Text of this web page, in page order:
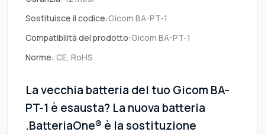
Sostituisce il codice:Gicom BA-PT-1
Compatibilità del prodotto:Gicom BA-PT-1
Norme: CE, RoHS
La vecchia batteria del tuo Gicom BA-
PT-1 è esausta? La nuova batteria
.BatteriaOne® è la sostituzione